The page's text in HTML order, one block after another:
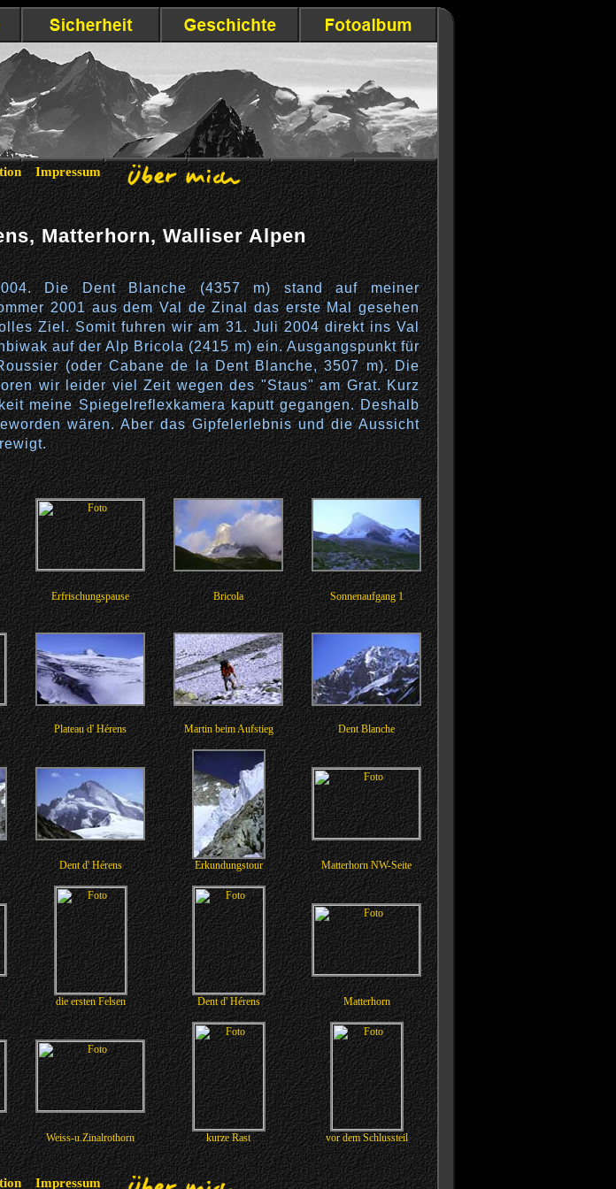
Impressum
Matterhorn, Walliser Alpen
Die Dent Blanche (4357 m) stand auf meiner
2001 aus dem Val de Zinal das erste Mal gesehen
Ziel. Somit fuhren wir am 31. Juli 2004 direkt ins Val
auf der Alp Bricola (2415 m) ein. Ausgangspunkt für
(oder Cabane de la Dent Blanche, 3507 m). Die
wir leider viel Zeit wegen des "Staus" am Grat. Kurz
meine Spiegelreflexkamera kaputt gegangen. Deshalb
wären. Aber das Gipfelerlebnis und die Aussicht
Erfrischungspause Bricola Sonnenaufgang 1
Plateau d' Hérens Martin beim Aufstieg Dent Blanche
Dent d' Hérens Erkundungstour Matterhorn NW-Seite
die ersten Felsen Dent d' Hérens Matterhorn
Weiss-u.Zinalrothorn kurze Rast vor dem Schlussteil
Impressum